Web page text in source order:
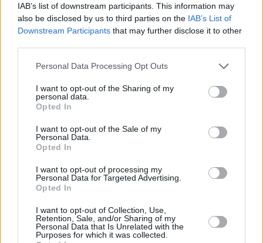
IAB’s list of downstream participants. This information may
also be disclosed by us to third parties on the IAB’s List of
Downstream Participants that may further disclose it to other
Please note that this website/app uses one or more Google
not limited to your visit or usage behaviour. You may click to
grant or deny consent to Google and its third-party tags to
use your data for below specified purposes in below Google
consent section.
Personal Data Processing Opt Outs
I want to opt-out of the Sharing of my
personal data.
Opted In
I want to opt-out of the Sale of my
Personal Data.
Opted In
I want to opt-out of processing my
Personal Data for Targeted Advertising.
Opted In
I want to opt-out of Collection, Use,
Retention, Sale, and/or Sharing of my
Personal Data that Is Unrelated with the
Purposes for which it was collected.
Ανοίγει η προσφορά της Mohegan - ΓΕΚ ΤΕΡΝΑ για το
καζίνο στο Ελληνικό